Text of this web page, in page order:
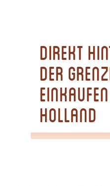
Direkt
der
Holland